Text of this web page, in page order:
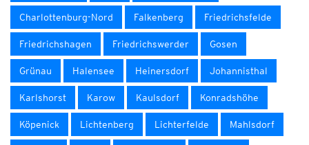
Charlottenburg-Nord Falkenberg Friedrichsfelde
Friedrichshagen Friedrichswerder Gosen
Grünau Halensee Heinersdorf Johannisthal
Karlshorst Karow Kaulsdorf Konradshöhe
Köpenick Lichtenberg Lichterfelde Mahlsdorf